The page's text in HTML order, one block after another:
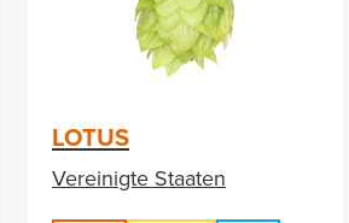
LOTUS
Vereinigte Staaten